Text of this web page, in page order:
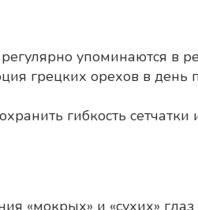
упоминаются в
грецких орехов в день
гибкость
«мокрых» и «сухих»